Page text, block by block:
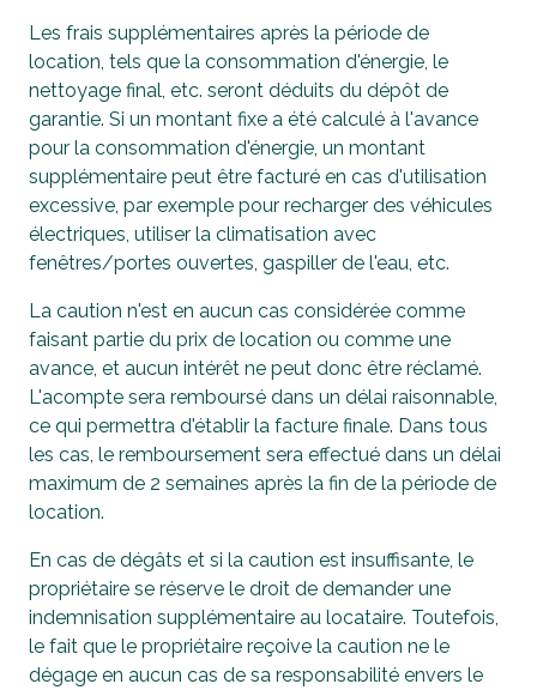
Les frais supplémentaires après la période de
location, tels que la consommation d'énergie, le
nettoyage final, etc. seront déduits du dépôt de
garantie. Si un montant fixe a été calculé à l'avance
pour la consommation d'énergie, un montant
supplémentaire peut être facturé en cas d'utilisation
excessive, par exemple pour recharger des véhicules
électriques, utiliser la climatisation avec
fenêtres/portes ouvertes, gaspiller de l'eau, etc.
La caution n'est en aucun cas considérée comme
faisant partie du prix de location ou comme une
avance, et aucun intérêt ne peut donc être réclamé.
L'acompte sera remboursé dans un délai raisonnable,
ce qui permettra d'établir la facture finale. Dans tous
les cas, le remboursement sera effectué dans un délai
maximum de 2 semaines après la fin de la période de
location.
En cas de dégâts et si la caution est insuffisante, le
propriétaire se réserve le droit de demander une
indemnisation supplémentaire au locataire. Toutefois,
le fait que le propriétaire reçoive la caution ne le
dégage en aucun cas de sa responsabilité envers le